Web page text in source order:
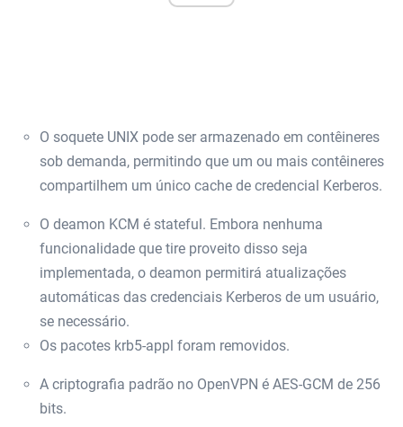
O soquete UNIX pode ser armazenado em contêineres
sob demanda, permitindo que um ou mais contêineres
compartilhem um único cache de credencial Kerberos.
O deamon KCM é stateful. Embora nenhuma
funcionalidade que tire proveito disso seja
implementada, o deamon permitirá atualizações
automáticas das credenciais Kerberos de um usuário,
se necessário.
Os pacotes krb5-appl foram removidos.
A criptografia padrão no OpenVPN é AES-GCM de 256
bits.